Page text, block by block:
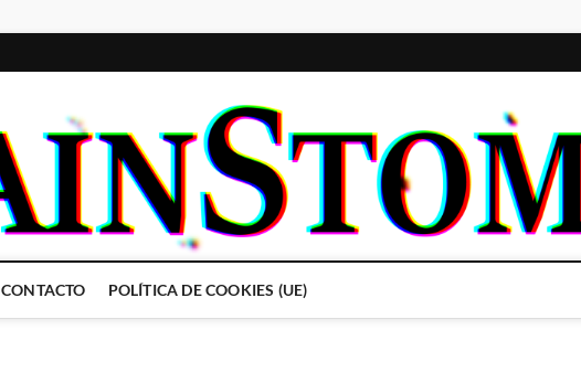
CONTACTO POLÍTICA DE COOKIES (UE)